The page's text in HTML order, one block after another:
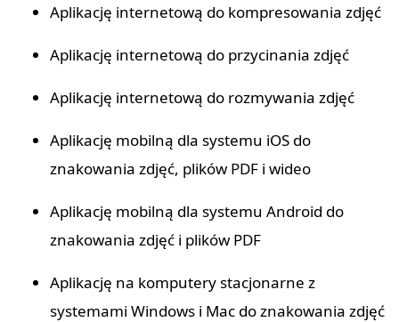
Aplikację internetową do kompresowania zdjęć
Aplikację internetową do przycinania zdjęć
Aplikację internetową do rozmywania zdjęć
Aplikację mobilną dla systemu iOS do
znakowania zdjęć, plików PDF i wideo
Aplikację mobilną dla systemu Android do
znakowania zdjęć i plików PDF
Aplikację na komputery stacjonarne z
systemami Windows i Mac do znakowania zdjęć